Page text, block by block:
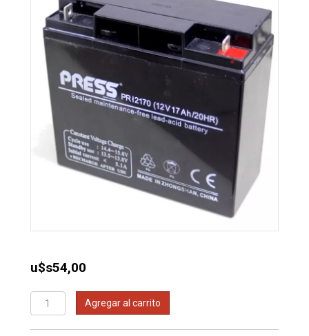
u$s54,00
Bateria
de
gel
Agregar al carrito